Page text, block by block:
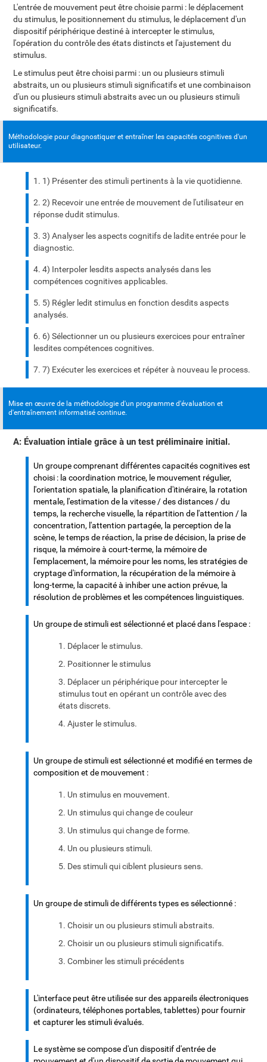
L'entrée de mouvement peut être choisie parmi : le déplacement
du stimulus, le positionnement du stimulus, le déplacement d'un
dispositif périphérique destiné à intercepter le stimulus,
l'opération du contrôle des états distincts et l'ajustement du
stimulus.
Le stimulus peut être choisi parmi : un ou plusieurs stimuli
abstraits, un ou plusieurs stimuli significatifs et une combinaison
d'un ou plusieurs stimuli abstraits avec un ou plusieurs stimuli
significatifs.
Méthodologie pour diagnostiquer et entraîner les capacités cognitives d'un
utilisateur.
1) Présenter des stimuli pertinents à la vie quotidienne.
2) Recevoir une entrée de mouvement de l'utilisateur en
réponse dudit stimulus.
3) Analyser les aspects cognitifs de ladite entrée pour le
diagnostic.
4) Interpoler lesdits aspects analysés dans les
compétences cognitives applicables.
5) Régler ledit stimulus en fonction desdits aspects
analysés.
6) Sélectionner un ou plusieurs exercices pour entraîner
lesdites compétences cognitives.
7) Exécuter les exercices et répéter à nouveau le process.
Mise en œuvre de la méthodologie d'un programme d'évaluation et
d'entraînement informatisé continue.
A: Évaluation intiale grâce à un test préliminaire initial.
Un groupe comprenant différentes capacités cognitives est
choisi : la coordination motrice, le mouvement régulier,
l'orientation spatiale, la planification d'itinéraire, la rotation
mentale, l'estimation de la vitesse / des distances / du
temps, la recherche visuelle, la répartition de l'attention / la
concentration, l'attention partagée, la perception de la
scène, le temps de réaction, la prise de décision, la prise de
risque, la mémoire à court-terme, la mémoire de
l'emplacement, la mémoire pour les noms, les stratégies de
cryptage d'information, la récupération de la mémoire à
long-terme, la capacité à inhiber une action prévue, la
résolution de problèmes et les compétences linguistiques.
Un groupe de stimuli est sélectionné et placé dans l'espace :
Déplacer le stimulus.
Positionner le stimulus
Déplacer un périphérique pour intercepter le
stimulus tout en opérant un contrôle avec des
états discrets.
Ajuster le stimulus.
Un groupe de stimuli est sélectionné et modifié en termes de
composition et de mouvement :
Un stimulus en mouvement.
Un stimulus qui change de couleur
Un stimulus qui change de forme.
Un ou plusieurs stimuli.
Des stimuli qui ciblent plusieurs sens.
Un groupe de stimuli de différents types es sélectionné :
Choisir un ou plusieurs stimuli abstraits.
Choisir un ou plusieurs stimuli significatifs.
Combiner les stimuli précédents
L'interface peut être utilisée sur des appareils électroniques
(ordinateurs, téléphones portables, tablettes) pour fournir
et capturer les stimuli évalués.
Le système se compose d'un dispositif d'entrée de